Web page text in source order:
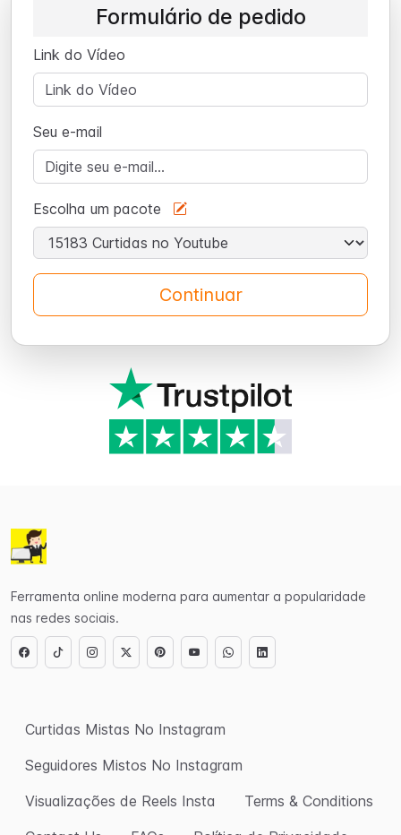
Formulário de pedido
Link do Vídeo
Seu e-mail
Escolha um pacote
Continuar
Ferramenta online moderna para aumentar a popularidade
nas redes sociais.
Curtidas Mistas No Instagram
Seguidores Mistos No Instagram
Visualizações de Reels Insta
Terms & Conditions